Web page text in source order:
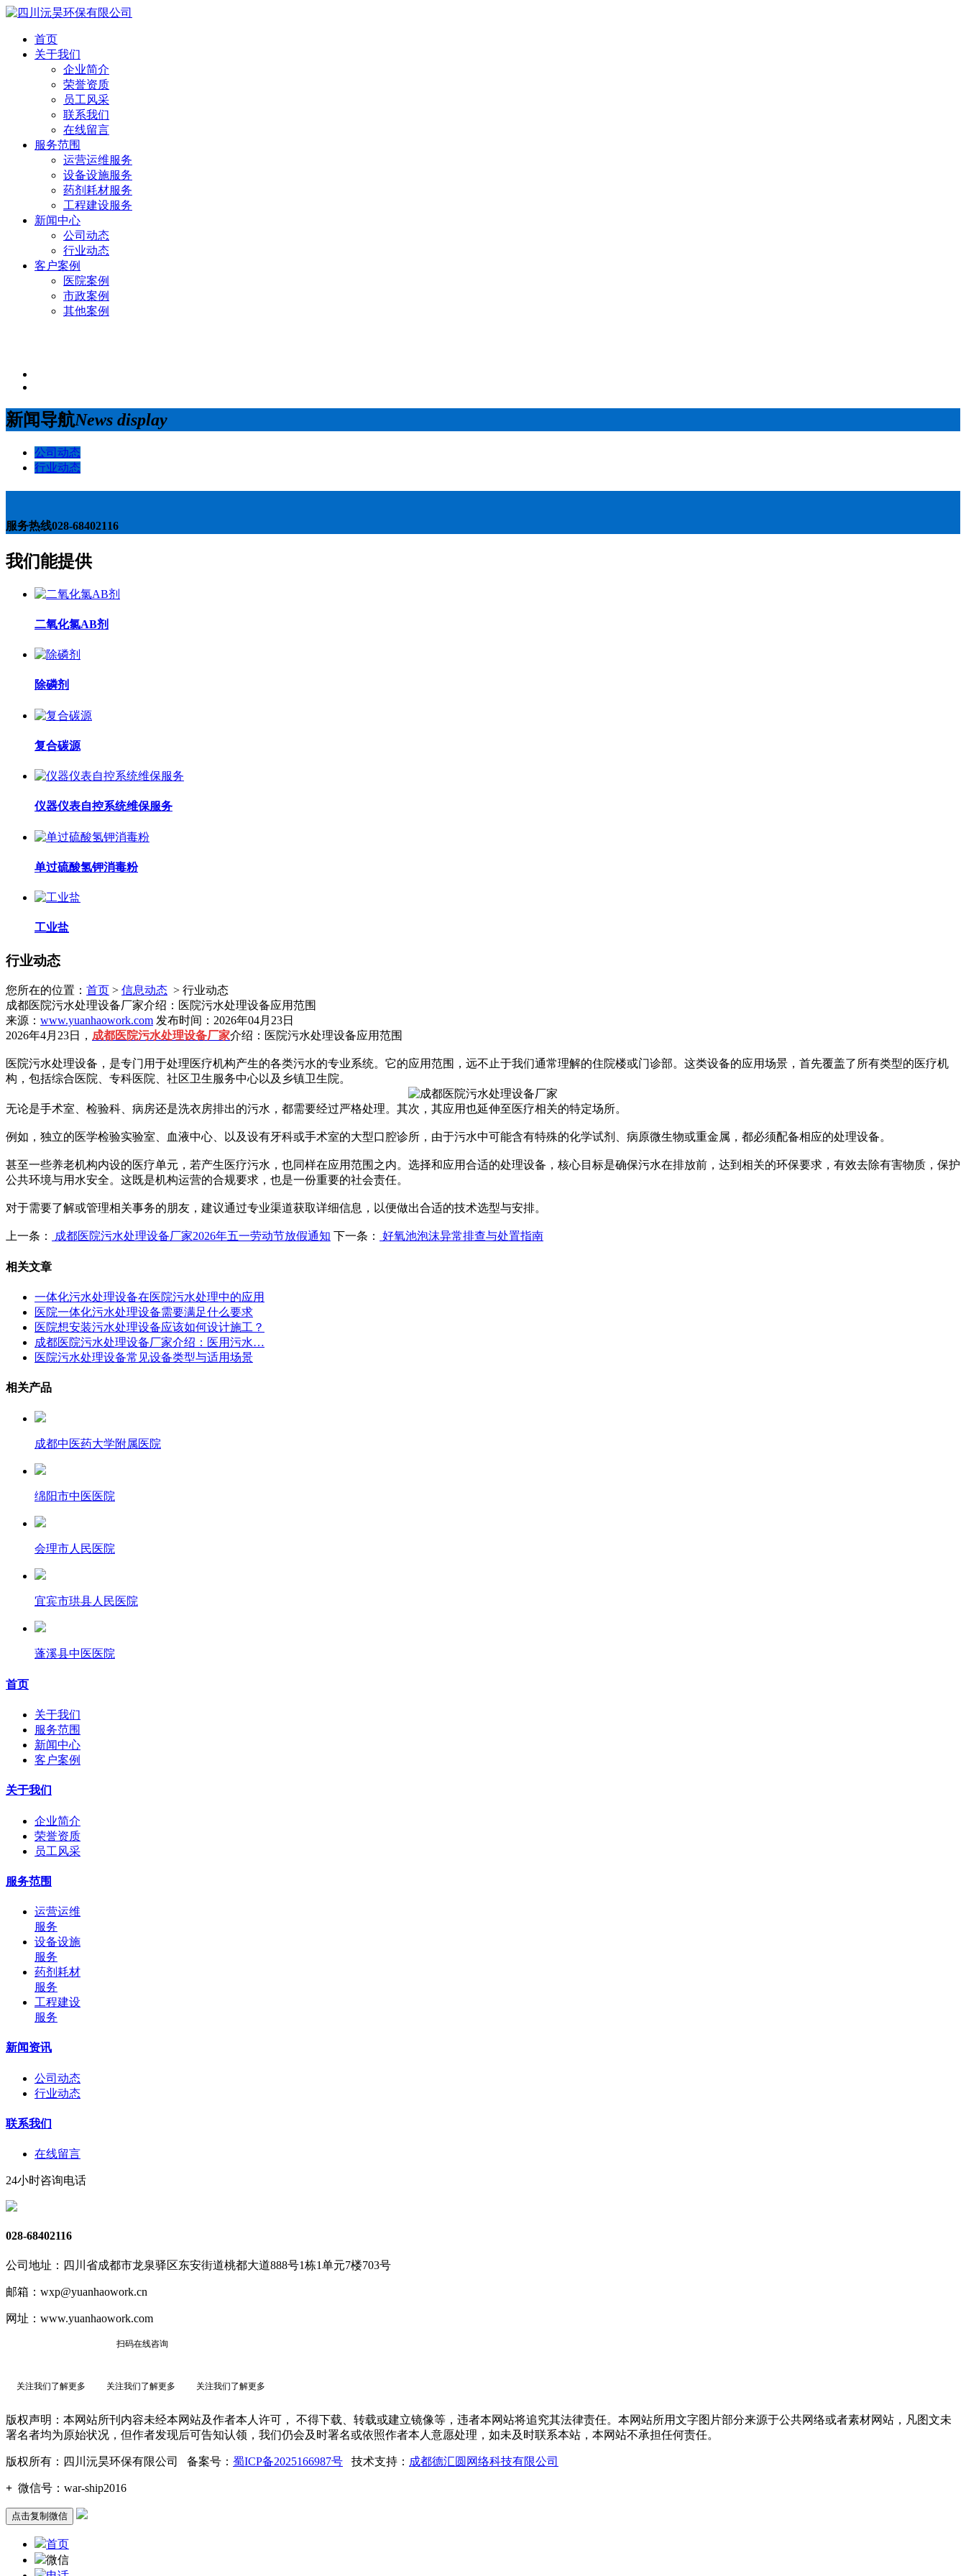
首页
关于我们
企业简介
荣誉资质
员工风采
联系我们
在线留言
服务范围
运营运维服务
设备设施服务
药剂耗材服务
工程建设服务
新闻中心
公司动态
行业动态
客户案例
医院案例
市政案例
其他案例
新闻导航News display
公司动态
行业动态
服务热线028-68402116
我们能提供
二氧化氯AB剂
除磷剂
复合碳源
仪器仪表自控系统维保服务
单过硫酸氢钾消毒粉
工业盐
行业动态
您所在的位置： 首页 > 信息动态 > 行业动态
成都医院污水处理设备厂家介绍：医院污水处理设备应用范围
来源： www.yuanhaowork.com 发布时间：2026年04月23日
2026年4月23日， 成都医院污水处理设备厂家介绍：医院污水处理设备应用范围
医院污水处理设备，是专门用于处理医疗机构产生的各类污水的专业系统。它的应用范围，远不止于我们通常理解的住院楼或门诊部。这类设备的应用场景，首先覆盖了所有类型的医疗机
构，包括综合医院、专科医院、社区卫生服务中心以及乡镇卫生院。
无论是手术室、检验科、病房还是洗衣房排出的污水，都需要经过严格处理。其次，其应用也延伸至医疗相关的特定场所。
例如，独立的医学检验实验室、血液中心、以及设有牙科或手术室的大型口腔诊所，由于污水中可能含有特殊的化学试剂、病原微生物或重金属，都必须配备相应的处理设备。
甚至一些养老机构内设的医疗单元，若产生医疗污水，也同样在应用范围之内。选择和应用合适的处理设备，核心目标是确保污水在排放前，达到相关的环保要求，有效去除有害物质，保护
公共环境与用水安全。这既是机构运营的合规要求，也是一份重要的社会责任。
对于需要了解或管理相关事务的朋友，建议通过专业渠道获取详细信息，以便做出合适的技术选型与安排。
上一条： 成都医院污水处理设备厂家2026年五一劳动节放假通知 下一条： 好氧池泡沫异常排查与处置指南
相关文章
一体化污水处理设备在医院污水处理中的应用
医院一体化污水处理设备需要满足什么要求
医院想安装污水处理设备应该如何设计施工？
成都医院污水处理设备厂家介绍：医用污水…
医院污水处理设备常见设备类型与适用场景
相关产品
成都中医药大学附属医院
绵阳市中医医院
会理市人民医院
宜宾市珙县人民医院
蓬溪县中医医院
首页
关于我们
服务范围
新闻中心
客户案例
关于我们
企业简介
荣誉资质
员工风采
服务范围
运营运维
服务
设备设施
服务
药剂耗材
服务
工程建设
服务
新闻资讯
公司动态
行业动态
联系我们
在线留言
24小时咨询电话
028-68402116
公司地址：四川省成都市龙泉驿区东安街道桃都大道888号1栋1单元7楼703号
邮箱：wxp@yuanhaowork.cn
网址：www.yuanhaowork.com
扫码在线咨询
关注我们了解更多 关注我们了解更多 关注我们了解更多
版权声明：本网站所刊内容未经本网站及作者本人许可， 不得下载、转载或建立镜像等，违者本网站将追究其法律责任。本网站所用文字图片部分来源于公共网络或者素材网站，凡图文未
署名者均为原始状况，但作者发现后可告知认领，我们仍会及时署名或依照作者本人意愿处理，如未及时联系本站，本网站不承担任何责任。
版权所有：四川沅昊环保有限公司 备案号： 蜀ICP备2025166987号 技术支持： 成都德汇圆网络科技有限公司
+ 微信号： war-ship2016
点击复制微信
首页
微信